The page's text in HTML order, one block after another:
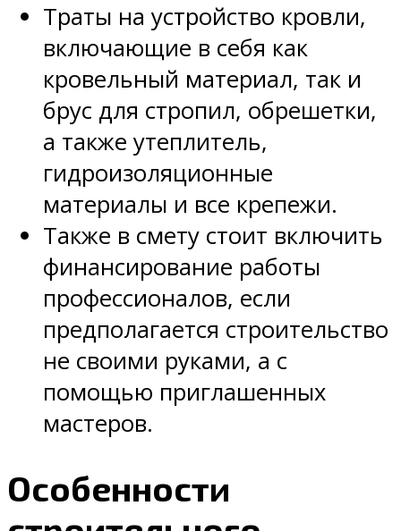
Траты на устройство кровли,
включающие в себя как
кровельный материал, так и
брус для стропил, обрешетки,
а также утеплитель,
гидроизоляционные
материалы и все крепежи.
Также в смету стоит включить
финансирование работы
профессионалов, если
предполагается строительство
не своими руками, а с
помощью приглашенных
мастеров.
Особенности